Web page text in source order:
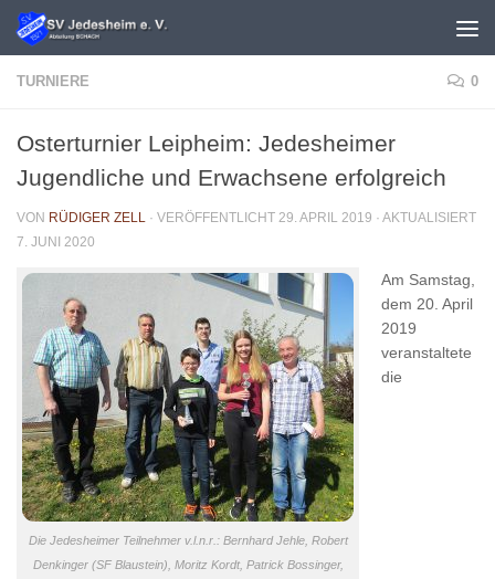
Unter dem Inhalt
TURNIERE 0
Osterturnier Leipheim: Jedesheimer
Jugendliche und Erwachsene erfolgreich
VON RÜDIGER ZELL · VERÖFFENTLICHT 29. APRIL 2019 · AKTUALISIERT
7. JUNI 2020
Die Jedesheimer Teilnehmer v.l.n.r.: Bernhard Jehle, Robert
Denkinger (SF Blaustein), Moritz Kordt, Patrick Bossinger,
Am Samstag,
dem 20. April
2019
veranstaltete
die